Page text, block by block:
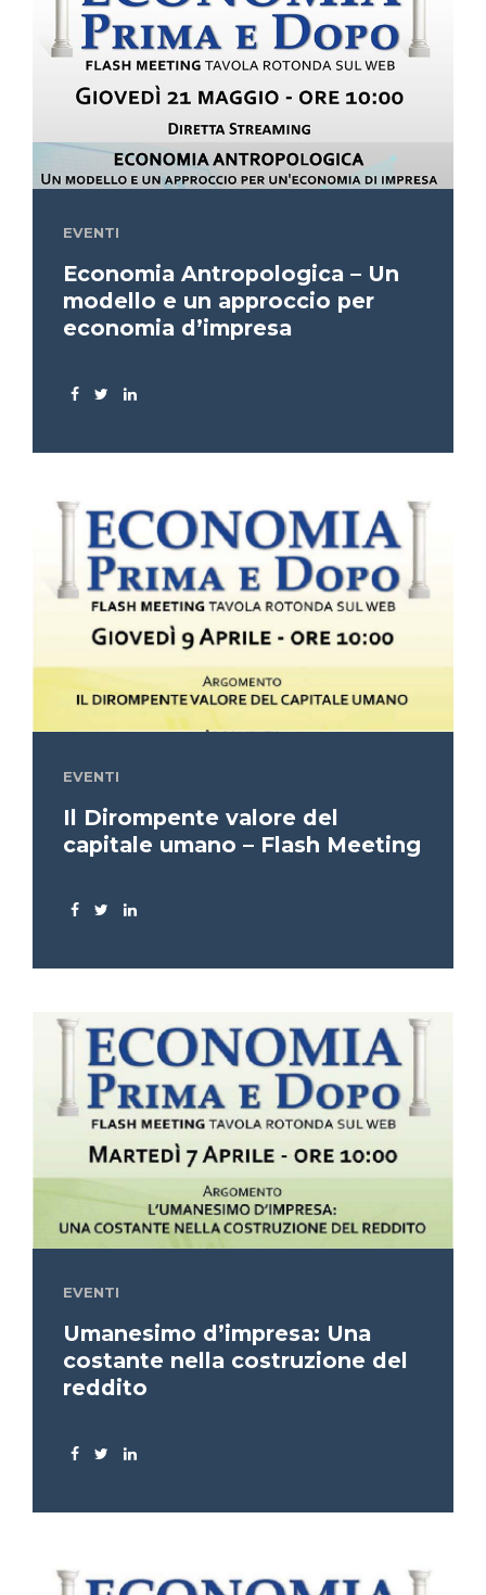
EVENTI
Economia Antropologica – Un
modello e un approccio per
economia d’impresa
EVENTI
Il Dirompente valore del
capitale umano – Flash Meeting
EVENTI
Umanesimo d’impresa: Una
costante nella costruzione del
reddito